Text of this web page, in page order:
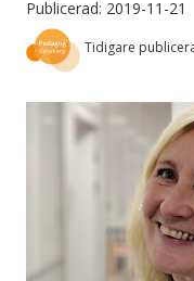
Publicerad: 2019-11-21
Tidigare